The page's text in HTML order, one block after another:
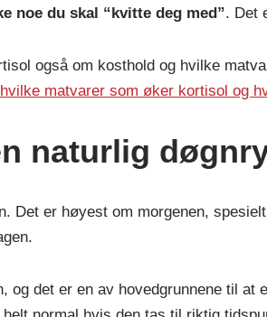
noe du skal “kvitte deg med”. Det
også om kosthold og hvilke
hvilke matvarer som øker kortisol og
naturlig
Det er høyest om morgenen,
og det er en av hovedgrunnene til at